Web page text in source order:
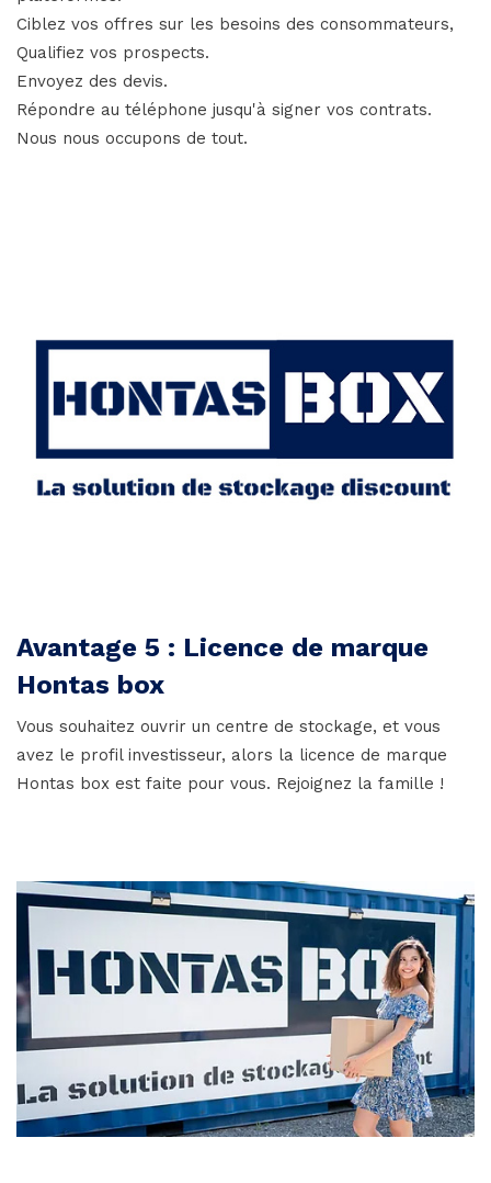
Ciblez vos offres sur les besoins des consommateurs,
Qualifiez vos prospects.
Envoyez des devis.
Répondre au téléphone jusqu'à signer vos contrats.
Nous nous occupons de tout.
Avantage 5 : Licence de marque
Hontas box
Vous souhaitez ouvrir un centre de stockage, et vous
avez le profil investisseur, alors la licence de marque
Hontas box est faite pour vous. Rejoignez la famille !